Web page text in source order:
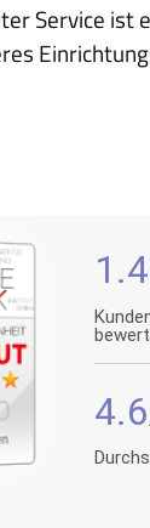
Service ist
4.6